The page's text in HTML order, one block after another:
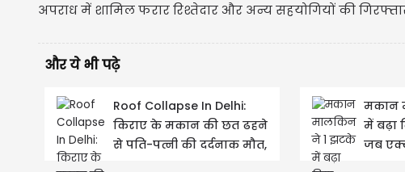
अपराध में शामिल फरार रिश्तेदार और अन्य सहयोगियों की
और ये भी पढ़े
Roof Collapse In Delhi:
किराए के मकान की छत ढहने
से पति-पत्नी की दर्दनाक मौत,
मकान
में बढ़ा
जब